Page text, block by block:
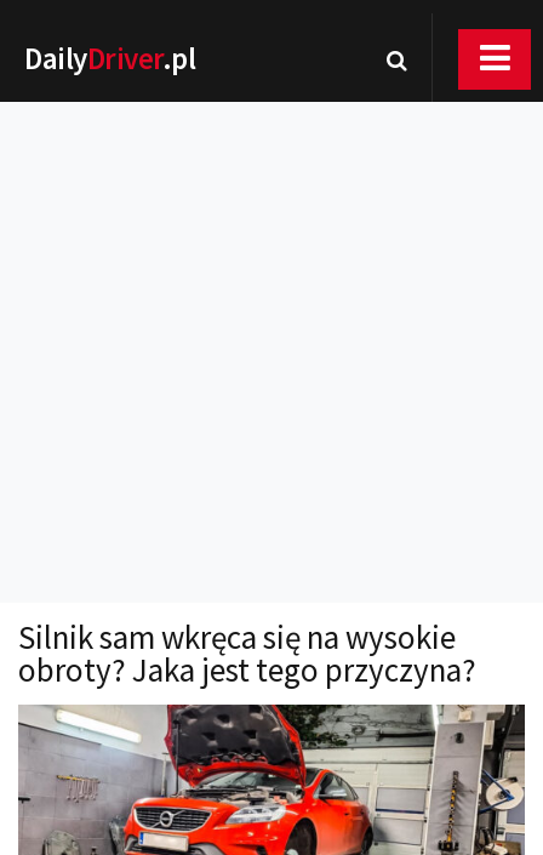
DailyDriver.pl
Technika jazdy
Oświetlenie
Kalkulatory
Przelicznik mocy
Auto z niemiec
Silnik sam wkręca się na wysokie
obroty? Jaka jest tego przyczyna?